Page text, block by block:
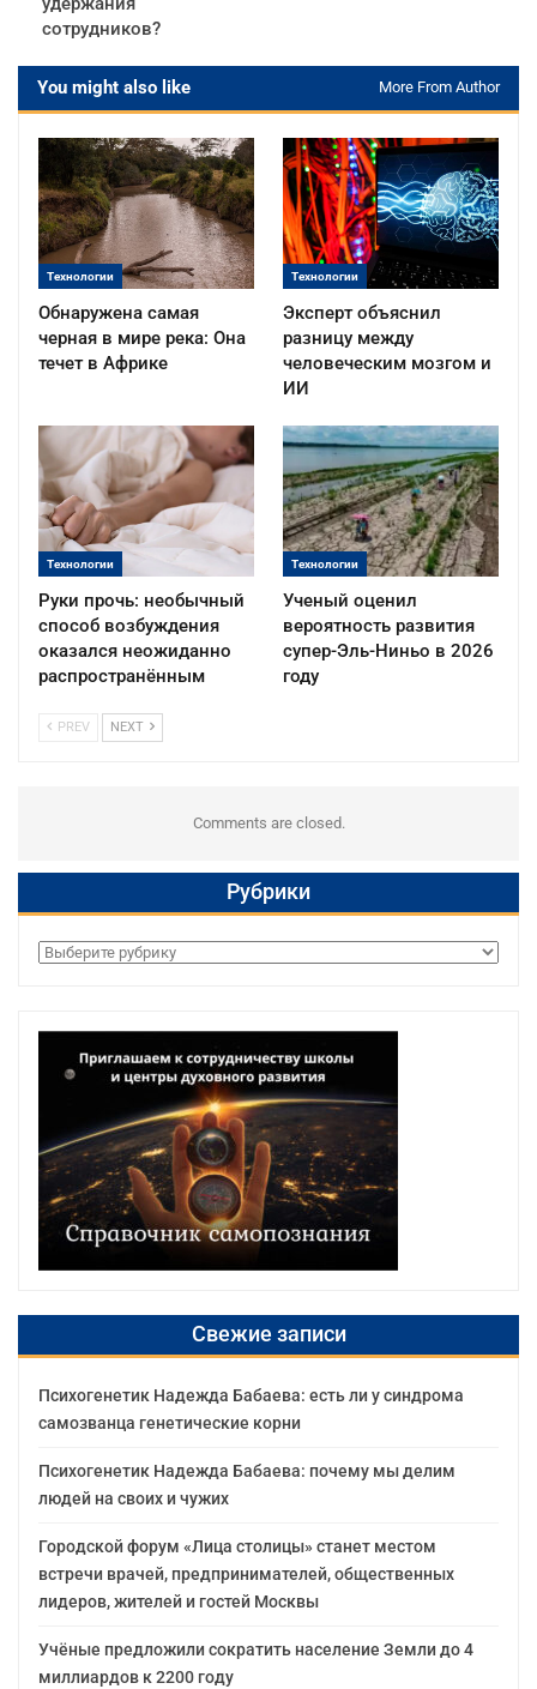
сотрудников?
You might also like More From Author
Технологии
Обнаружена самая
черная в мире река: Она
течет в Африке
Технологии
Эксперт объяснил
разницу между
человеческим мозгом и
ИИ
Технологии
Руки прочь: необычный
способ возбуждения
оказался неожиданно
распространённым
Технологии
Ученый оценил
вероятность развития
супер-Эль-Ниньо в 2026
году
PREV NEXT
Comments are closed.
Рубрики
Рубрики
Свежие записи
Психогенетик Надежда Бабаева: есть ли у синдрома
самозванца генетические корни
Психогенетик Надежда Бабаева: почему мы делим
людей на своих и чужих
Городской форум «Лица столицы» станет местом
встречи врачей, предпринимателей, общественных
лидеров, жителей и гостей Москвы
Учёные предложили сократить население Земли до 4
миллиардов к 2200 году